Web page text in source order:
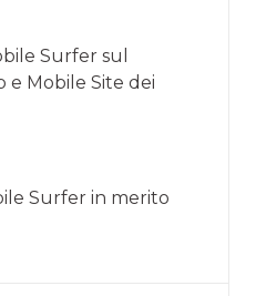
Surfer sul
e Mobile Site dei
Surfer in merito